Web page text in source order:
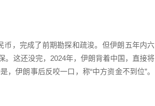
，完成了前期勘探和疏浚。但伊朗五年内六
。这还没完，2024年，伊朗背着中国，直接将
伊朗事后反咬一口，称“中方资金不到位”。